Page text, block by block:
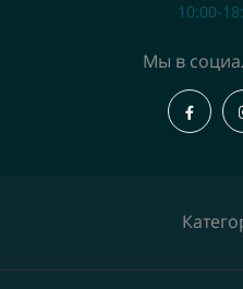
10:00-
Мы в